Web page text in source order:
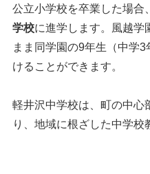
公立小学校を卒業した場合
学校に進学します。風越学
まま同学園の9年生（中学
けることができます。
軽井沢中学校は、町の中心
り、地域に根ざした中学校